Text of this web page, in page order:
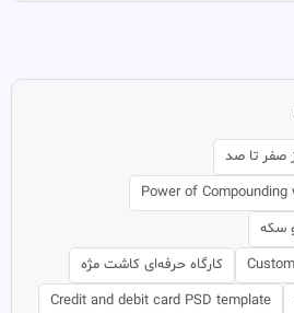
صفر تا صد
Power of
سکه
کارگاه حرفه‌ای کاشت مژه
Credit and debit card PSD template